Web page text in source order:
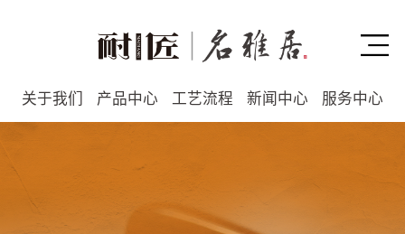
关于我们 产品中心 工艺流程 新闻中心 服务中心